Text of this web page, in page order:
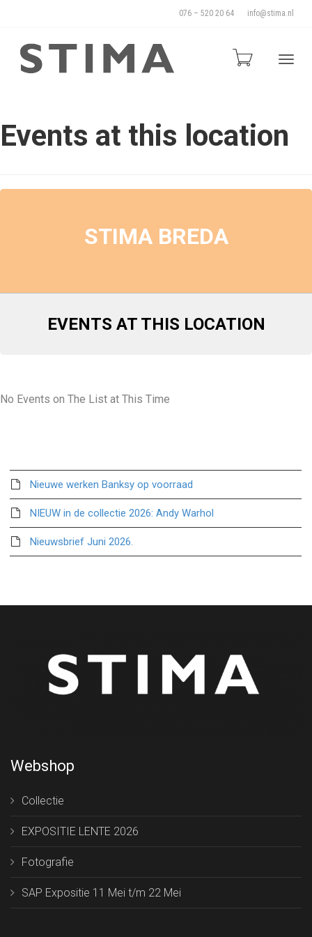
076 – 520 20 64 info@stima.nl
Events at this location
STIMA BREDA
EVENTS AT THIS LOCATION
No Events on The List at This Time
Nieuwe werken Banksy op voorraad
NIEUW in de collectie 2026: Andy Warhol
Nieuwsbrief Juni 2026.
Webshop
Collectie
EXPOSITIE LENTE 2026
Fotografie
SAP Expositie 11 Mei t/m 22 Mei